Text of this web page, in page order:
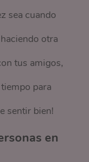
sea cuando
otra
tus amigos,
para
sentir bien!
en